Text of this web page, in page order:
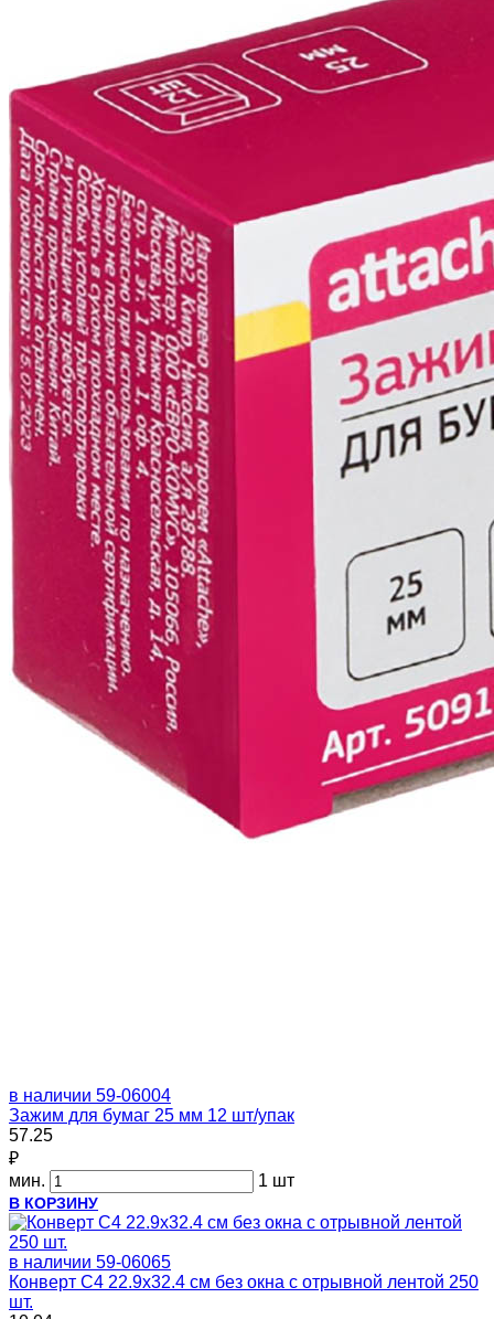
в наличии 59-06004
Зажим для бумаг 25 мм 12 шт/упак
57.25
₽
мин.
1 шт
В КОРЗИНУ
в наличии 59-06065
Конверт C4 22.9х32.4 см без окна с отрывной лентой 250
шт.